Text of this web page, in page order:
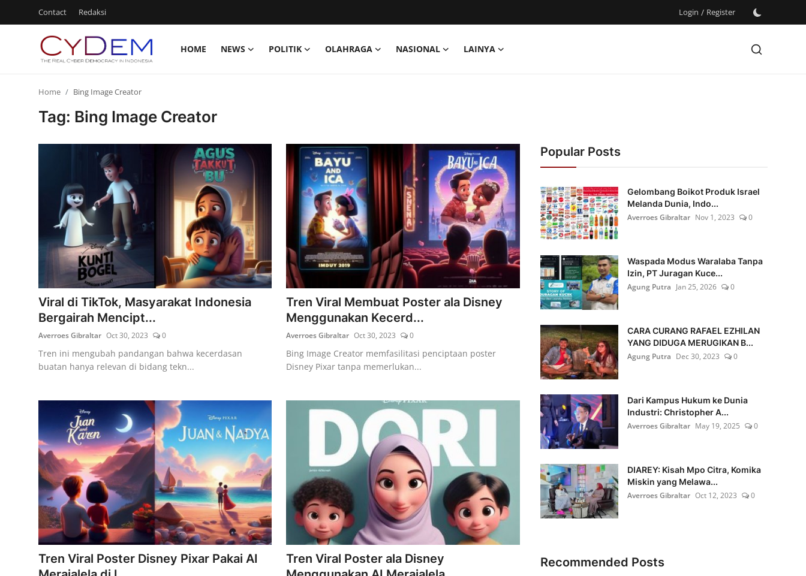
Contact Redaksi Login / Register
HOME NEWS POLITIK OLAHRAGA NASIONAL
LAINYA
Login
Register
Home Bing Image Creator
Tag: Bing Image Creator
Viral di TikTok, Masyarakat Indonesia
Bergairah Mencipt...
Averroes Gibraltar Oct 30, 2023 0
Tren ini mengubah pandangan bahwa kecerdasan
buatan hanya relevan di bidang tekn...
Tren Viral Membuat Poster ala Disney
Menggunakan Kecerd...
Averroes Gibraltar Oct 30, 2023 0
Bing Image Creator memfasilitasi penciptaan poster
Disney Pixar tanpa memerlukan...
Tren Viral Poster Disney Pixar Pakai AI
Tren Viral Poster ala Disney
Popular Posts
Gelombang Boikot Produk Israel
Melanda Dunia, Indo...
Averroes Gibraltar Nov 1, 2023 0
Waspada Modus Waralaba Tanpa
Izin, PT Juragan Kuce...
Agung Putra Jan 25, 2026 0
CARA CURANG RAFAEL EZHILAN
YANG DIDUGA MERUGIKAN B...
Agung Putra Dec 30, 2023 0
Dari Kampus Hukum ke Dunia
Industri: Christopher A...
Averroes Gibraltar May 19, 2025 0
DIAREY: Kisah Mpo Citra, Komika
Miskin yang Melawa...
Averroes Gibraltar Oct 12, 2023 0
Recommended Posts